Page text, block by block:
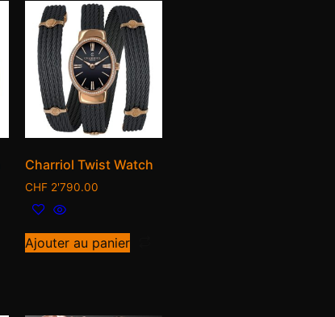
Charriol Twist Watch
CHF 2'790.00
Ajouter au panier